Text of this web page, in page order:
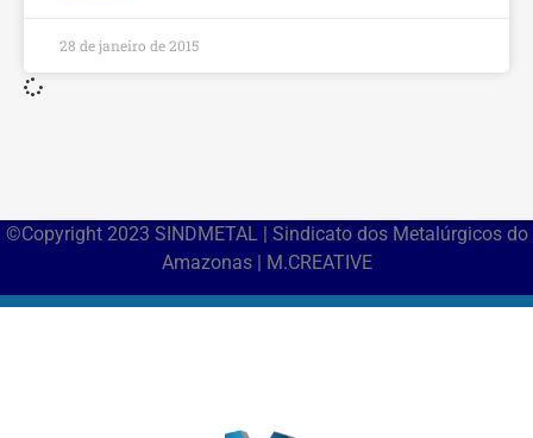
28 de janeiro de 2015
©Copyright 2023 SINDMETAL | Sindicato dos Metalúrgicos do
Amazonas | M.CREATIVE